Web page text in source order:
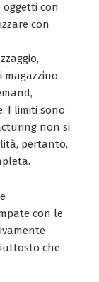
con
con
I limiti sono
non si
pertanto,
con le
che